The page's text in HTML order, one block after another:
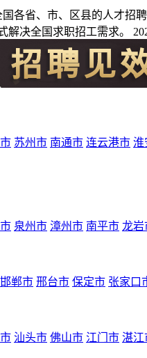
国各省、市、区县的人才
解决全国求职招工需求。
苏州市 南通市 连云港市 淮
泉州市 漳州市 南平市 龙岩
邯郸市 邢台市 保定市 张家口
汕头市 佛山市 江门市 湛江